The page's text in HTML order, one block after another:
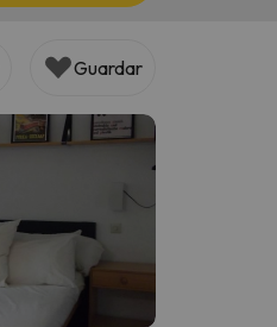
Guardar